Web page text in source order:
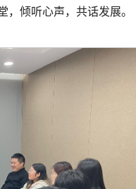
倾听心声，共话发展。